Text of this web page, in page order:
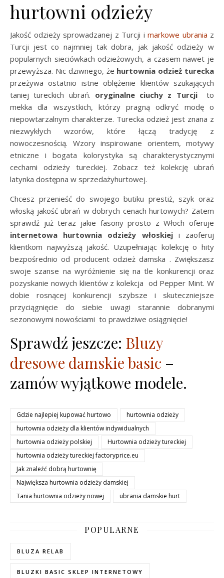
hurtowni odzieży
Jakość odzieży sprowadzanej z Turcji i markowe ubrania z
Turcji jest co najmniej tak dobra, jak jakość odzieży w
popularnych sieciówkach odzieżowych, a czasem nawet je
przewyższa. Nic dziwnego, że hurtownia odzież turecka
przeżywa ostatnio istne oblężenie klientów szukających
taniej tureckich ubrań. oryginalne ciuchy z Turcjito
mekka dla wszystkich, którzy pragną odkryć modę o
niepowtarzalnym charakterze. Turecka odzież jest znana z
niezwykłych wzorów, które łączą tradycję z
nowoczesnością. Wzory inspirowane orientem, motywy
etniczne i bogata kolorystyka są charakterystycznymi
cechami odzieży tureckiej. Zobacz też kolekcję ubrań
latynka dostępna w sprzedażyhurtowej.
Chcesz przenieść do swojego butiku prestiż, szyk oraz
włoską jakość ubrań w dobrych cenach hurtowych? Zatem
sprawdź już teraz jakie fasony prosto z Włoch oferuje
internetowa hurtownia odzieży włoskieji zaoferuj
klientkom najwyższą jakość. Uzupełniając kolekcję o hity
bezpośrednio od producent odzież damska . Zwiększasz
swoje szanse na wyróżnienie się na tle konkurencji oraz
pozyskanie nowych klientów z kolekcja od Pepper Mint. W
dobie rosnącej konkurencji szybsze i skuteczniejsze
przyciągnięcie do siebie uwagi starannie dobranymi
sezonowymi nowościami to prawdziwe osiągnięcie!
Sprawdź jeszcze: Bluzy
dresowe damskie basic –
zamów wyjątkowe modele.
Gdzie najlepiej kupować hurtowo
hurtownia odzieży
hurtownia odzieży dla klientów indywidualnych
hurtownia odzieży polskiej
Hurtownia odzieży tureckiej
hurtownia odzieży tureckiej factoryprice.eu
Jak znaleźć dobrą hurtownię
Największa hurtownia odzieży damskiej
Tania hurtownia odzieży nowej
ubrania damskie hurt
POPULARNE
BLUZA RELAB
BLUZKI BASIC SKLEP INTERNETOWY